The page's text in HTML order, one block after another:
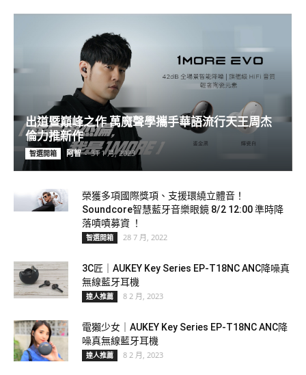
出道暨巔峰之作 萬魔聲學攜手華語流行天王周杰
倫力推新作
智選開箱 阿智 - 31 1 月, 2023
榮獲多項國際獎項、支援環繞立體音！
Soundcore智慧藍牙音樂眼鏡 8/2 12:00 準時降
落嘖嘖募資 ！
智選開箱 28 7 月, 2022
3C匠｜AUKEY Key Series EP-T18NC ANC降噪真
無線藍牙耳機
達人推薦 8 2 月, 2023
電獺少女｜AUKEY Key Series EP-T18NC ANC降
噪真無線藍牙耳機
達人推薦 8 2 月, 2023